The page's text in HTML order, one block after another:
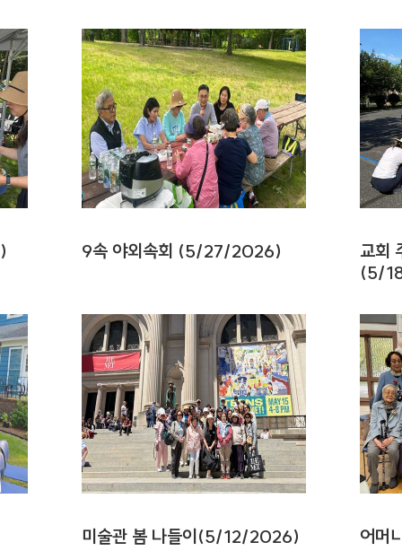
9속 야외속회 (5/27/2026)
교회
(5/
미술관 봄 나들이(5/12/2026) 어머